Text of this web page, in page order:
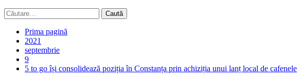
Caută
după:
Prima pagină
2021
septembrie
9
5 to go își consolidează poziția în Constanța prin achiziția unui lanț local de cafenele